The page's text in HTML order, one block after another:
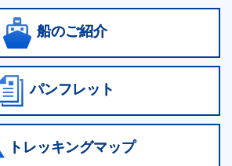
船のご紹介
パンフレット
トレッキングマップ